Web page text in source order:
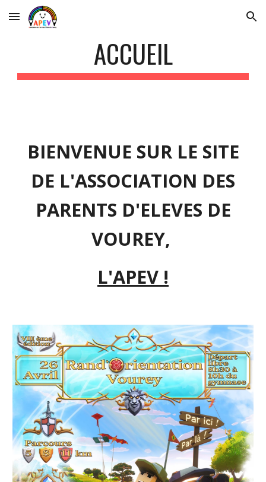
Skip to main content Skip to navigation
ACCUEIL
BIENVENUE SUR LE SITE
DE L'ASSOCIATION DES
PARENTS D'ELEVES DE
VOUREY,
L'APEV !